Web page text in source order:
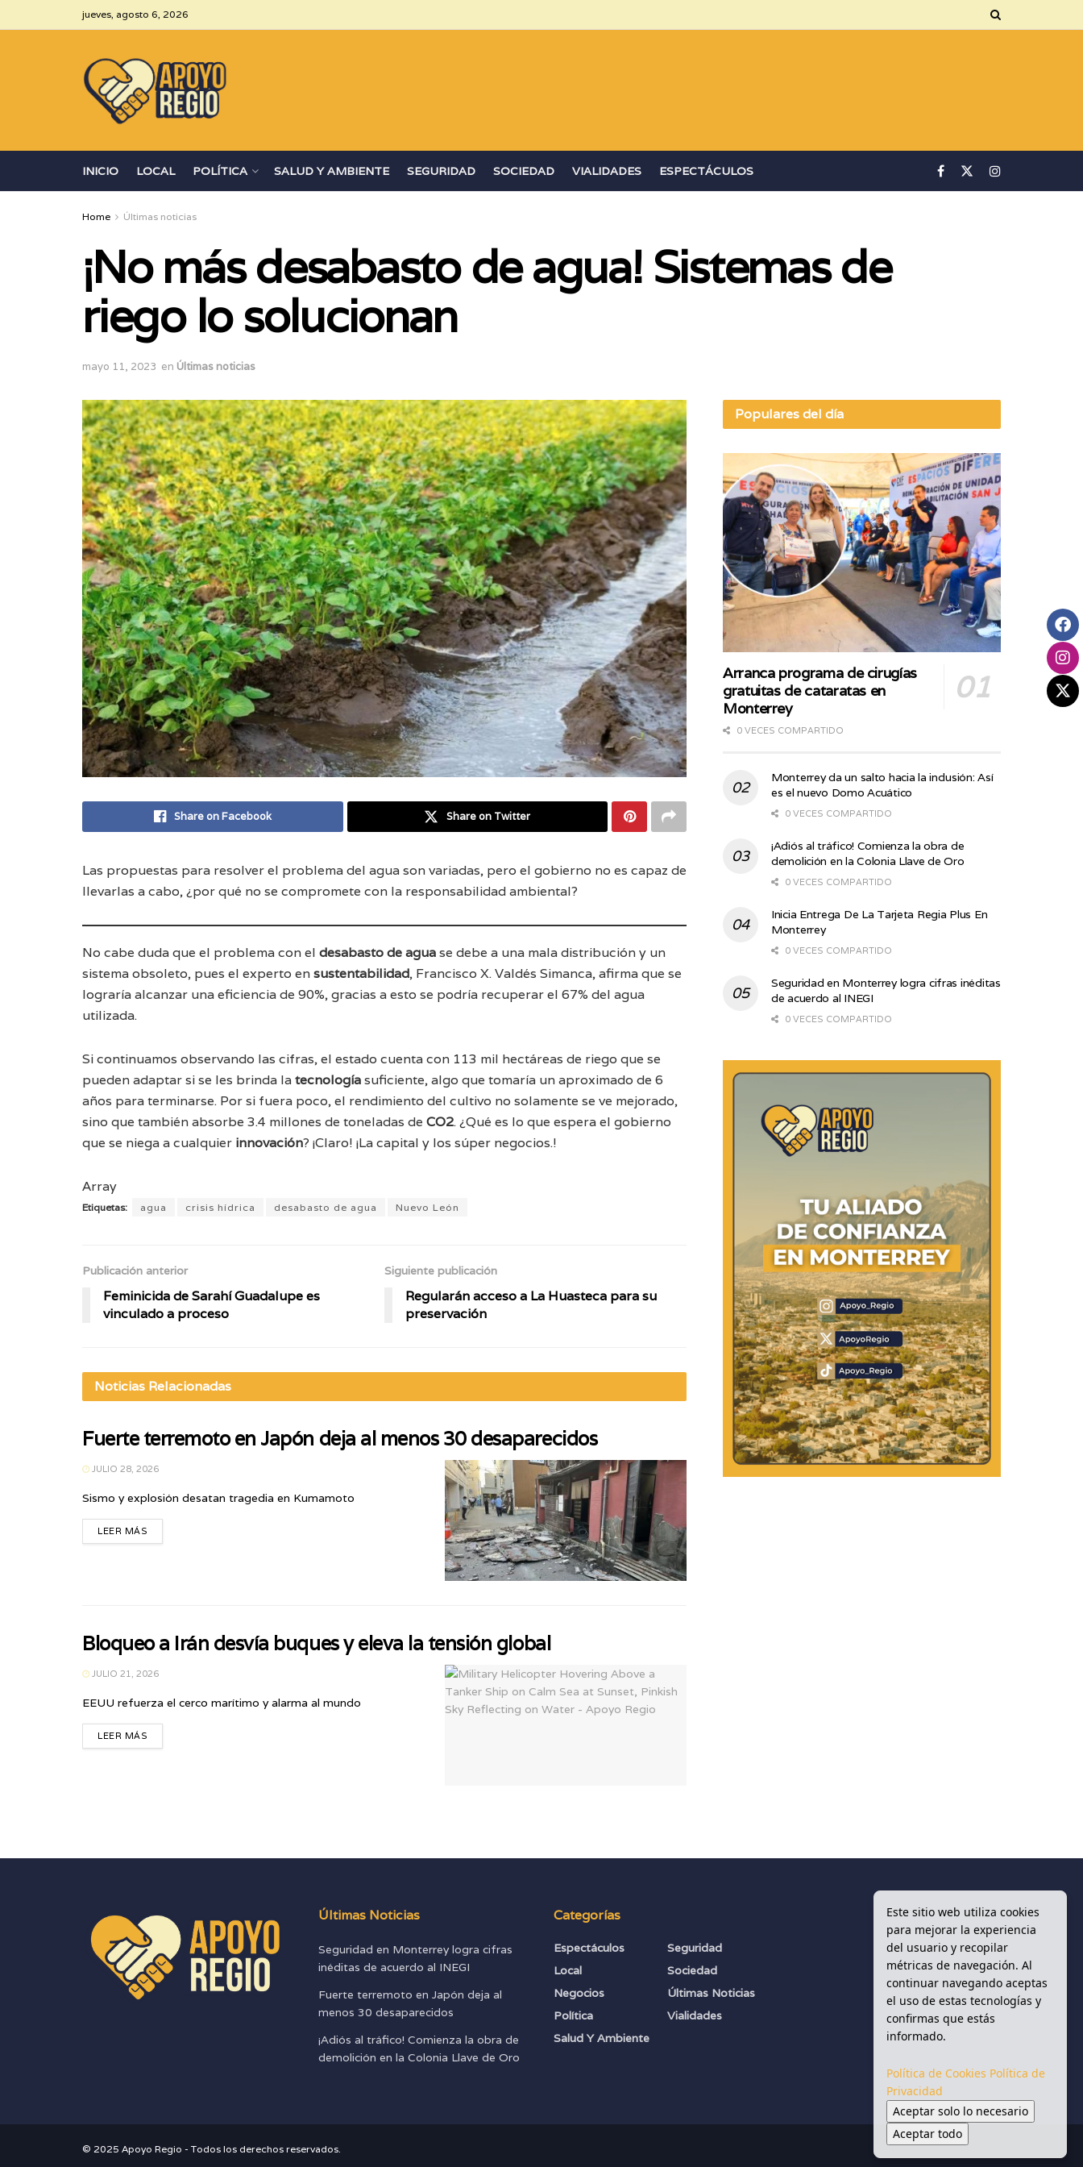
jueves, agosto 6, 2026
INICIO LOCAL POLÍTICA SALUD Y AMBIENTE SEGURIDAD SOCIEDAD VIALIDADES ESPECTÁCULOS
Home Últimas noticias
¡No más desabasto de agua! Sistemas de
riego lo solucionan
mayo 11, 2023 en Últimas noticias
Share on Facebook Share on Twitter
Las propuestas para resolver el problema del agua son variadas, pero el gobierno no es capaz de
llevarlas a cabo, ¿por qué no se compromete con la responsabilidad ambiental?
No cabe duda que el problema con el desabasto de aguase debe a una mala distribución y un
sistema obsoleto, pues el experto ensustentabilidad, Francisco X. Valdés Simanca, afirma que se
lograría alcanzar una eficiencia de 90%, gracias a esto se podría recuperar el 67% del agua
utilizada.
Si continuamos observando las cifras, el estado cuenta con 113 mil hectáreas de riego que se
pueden adaptar si se les brinda latecnologíasuficiente, algo que tomaría un aproximado de 6
años para terminarse. Por si fuera poco, el rendimiento del cultivo no solamente se ve mejorado,
sino que también absorbe 3.4 millones de toneladas de CO2. ¿Qué es lo que espera el gobierno
que se niega a cualquier innovación? ¡Claro! ¡La capital y los súper negocios.!
Array
Etiquetas: agua crisis hídrica desabasto de agua Nuevo León
Publicación anterior
Feminicida de Sarahí Guadalupe es
vinculado a proceso
Siguiente publicación
Regularán acceso a La Huasteca para su
preservación
Noticias Relacionadas
Fuerte terremoto en Japón deja al menos 30 desaparecidos
JULIO 28, 2026
Sismo y explosión desatan tragedia en Kumamoto
LEER MÁS
Bloqueo a Irán desvía buques y eleva la tensión global
JULIO 21, 2026
EEUU refuerza el cerco marítimo y alarma al mundo
LEER MÁS
Populares del día
Arranca programa de cirugías
gratuitas de cataratas en
Monterrey
0 VECES COMPARTIDO
Monterrey da un salto hacia la inclusión: Así
es el nuevo Domo Acuático
0 VECES COMPARTIDO
¡Adiós al tráfico! Comienza la obra de
demolición en la Colonia Llave de Oro
0 VECES COMPARTIDO
Inicia Entrega De La Tarjeta Regia Plus En
Monterrey
0 VECES COMPARTIDO
Seguridad en Monterrey logra cifras inéditas
de acuerdo al INEGI
0 VECES COMPARTIDO
Últimas Noticias
Seguridad en Monterrey logra cifras
inéditas de acuerdo al INEGI
Fuerte terremoto en Japón deja al
menos 30 desaparecidos
¡Adiós al tráfico! Comienza la obra de
demolición en la Colonia Llave de Oro
Categorías
Espectáculos
Local
Negocios
Política
Salud Y Ambiente
Seguridad
Sociedad
Últimas Noticias
Vialidades
© 2025 Apoyo Regio - Todos los derechos reservados.
Este sitio web utiliza cookies
para mejorar la experiencia
del usuario y recopilar
métricas de navegación. Al
continuar navegando aceptas
el uso de estas tecnologías y
confirmas que estás
informado.
Política de Cookies Política de
Privacidad
Aceptar solo lo necesario
Aceptar todo